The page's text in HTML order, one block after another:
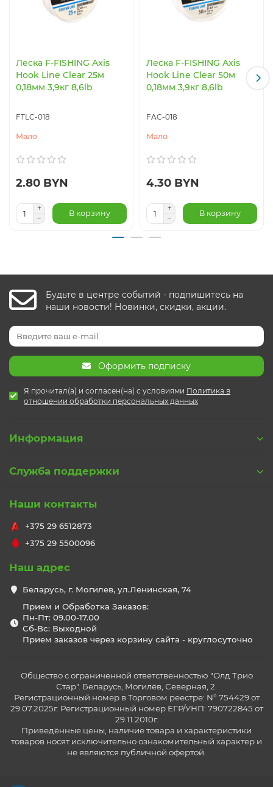
Леска F-FISHING Axis
Hook Line Clear 25м
0,18мм 3,9кг 8,6lb
FTLC-018
Мало
2.80 BYN
В корзину
Леска F-FISHING Axis
Hook Line Clear 50м
0,18мм 3,9кг 8,6lb
FAC-018
Мало
4.30 BYN
В корзину
Будьте в центре событий - подпишитесь на
наши новости! Новинки, скидки, акции.
Оформить подписку
Я прочитал(а) и согласен(на) с условиями Политика в
отношении обработки персональных данных
Информация
Служба поддержки
Наши контакты
+375 29 6512873
+375 29 5500096
Наш адрес
Беларусь, г. Могилев, ул.Ленинская, 74
Прием и Обработка Заказов:
Пн-Пт: 09.00-17.00
Сб-Вс: Выходной
Прием заказов через корзину сайта - круглосуточно
Общество с ограниченной ответственностью "Олд Трио
Стар". Беларусь, Могилёв, Северная, 2.
Регистрационный номер в Торговом реестре: N° 754429 от
29.07.2025г. Регистрационный номер ЕГР/УНП: 790722845 от
29.11.2010г.
Приведённые цены, наличие товара и характеристики
товаров носят исключительно ознакомительный характер и
не являются публичной офертой.